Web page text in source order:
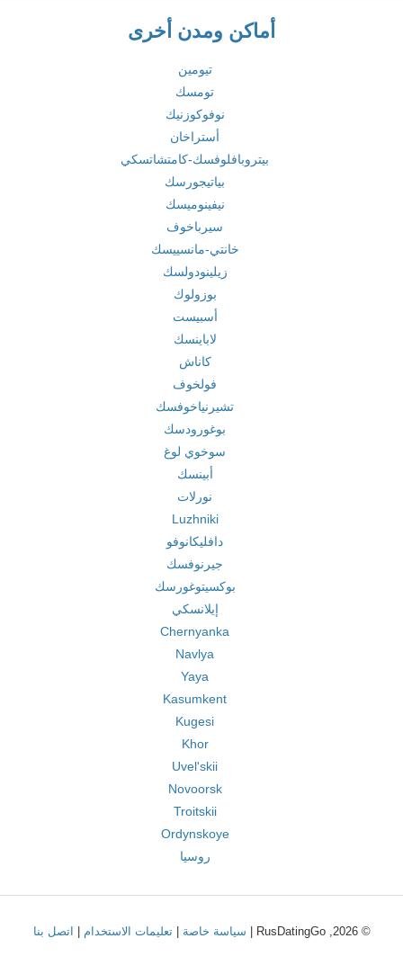
أماكن ومدن أخرى
تيومين
تومسك
نوفوكوزنيك
أستراخان
بيتروبافلوفسك-كامتشاتسكي
بياتيجورسك
نيفينوميسك
سيرباخوف
خانتي-مانسييسك
زيلينودولسك
بوزولوك
أسبيست
لاباينسك
كاناش
فولخوف
تشيرنياخوفسك
بوغورودسك
سوخوي لوغ
أبينسك
نورلات
Luzhniki
دافليكانوفو
جيرنوفسك
بوكسيتوغورسك
إيلانسكي
Chernyanka
Navlya
Yaya
Kasumkent
Kugesi
Khor
Uvel'skii
Novoorsk
Troitskii
Ordynskoye
روسيا
© 2026, RusDatingGo | سياسة خاصة |تعليمات الاستخدام اتصل بنا